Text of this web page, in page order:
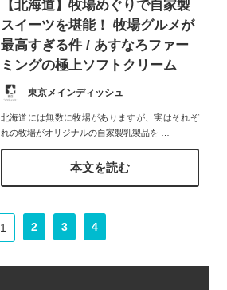
【北海道】牧場めぐりで自家製
スイーツを堪能！ 牧場グルメが
最高すぎる件 / あすなろファー
ミングの極上ソフトクリーム
東京メインディッシュ
北海道には無数に牧場がありますが、実はそれぞ
れの牧場がオリジナルの自家製乳製品を
本文を読む
1 2 3 4